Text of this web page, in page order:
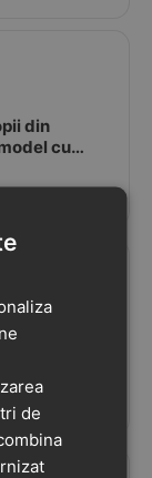
din
cu
Condor
din
cu
lavanda,
de